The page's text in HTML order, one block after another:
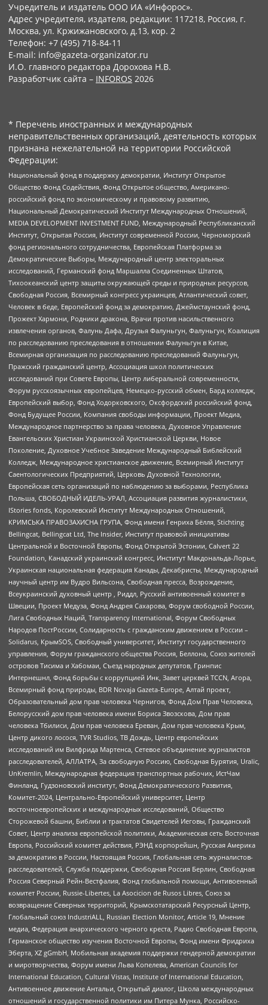
Учредитель и издатель ООО ИА «Инфорос».
Адрес учредителя, издателя, редакции: 117218, Россия, г.
Москва, ул. Кржижановского, д.13, кор. 2
Телефон: +7 (495) 718-84-11
E-mail: info@gazeta-organizator.ru
И.О. главного редактора Дорохова Н.В.
Разработчик сайта – INFOROS 2026
* Перечень иностранных и международных
неправительственных организаций, деятельность которых
признана нежелательной на территории Российской
Федерации:
Национальный фонд в поддержку демократии, Институт Открытое
Общество Фонд Содействия, Фонд Открытое общество, Американо-
российский фонд по экономическому и правовому развитию,
Национальный Демократический Институт Международных Отношений,
MEDIA DEVELOPMENT INVESTMENT FUND, Международный Республиканский
Институт, Открытая Россия, Институт современной России, Черноморский
фонд регионального сотрудничества, Европейская Платформа за
Демократические Выборы, Международный центр электоральных
исследований, Германский фонд Маршалла Соединенных Штатов,
Тихоокеанский центр защиты окружающей среды и природных ресурсов,
Свободная Россия, Всемирный конгресс украинцев, Атлантический совет,
Человек в беде, Европейский фонд за демократию, Джеймстаунский фонд,
Прожект Хармони, Родники дракона, Врачи против насильственного
извлечения органов, Фалунь Дафа, Друзья Фалуньгун, Фалуньгун, Коалиция
по расследованию преследования в отношении Фалуньгун в Китае,
Всемирная организация по расследованию преследований Фалуньгун,
Пражский гражданский центр, Ассоциация школ политических
исследований при Совете Европы, Центр либеральной современности,
Форум русскоязычных европейцев, Немецко-русский обмен, Бард колледж,
Европейский выбор, Фонд Ходорковского, Оксфордский российский фонд,
Фонд Будущее России, Компания свободы информации, Проект Медиа,
Международное партнерство за права человека, Духовное Управление
Евангельских Христиан Украинской Христианской Церкви, Новое
Поколение, Духовное Учебное Заведение Международный Библейский
Колледж, Международное христианское движение, Всемирный Институт
Саентологических Предприятий, Церковь Духовной Технологии,
Европейская сеть организаций по наблюдению за выборами, Республика
Польша, СВОБОДНЫЙ ИДЕЛЬ-УРАЛ, Ассоциация развития журналистики,
IStories fonds, Королевский Институт Международных Отношений,
КРИМСЬКА ПРАВОЗАХИСНА ГРУПА, Фонд имени Генриха Бёлля, Stichting
Bellingcat, Bellingcat Ltd, The Insider, Институт правовой инициативы
Центральной и Восточной Европы, Фонд Открытой Эстонии, Calvert 22
Foundation, Канадский украинский конгресс, Институт Макдональда-Лорье,
Украинская национальная федерация Канады, Декабристы, Международный
научный центр им Вудро Вильсона, Свободная пресса, Возрождение,
Всеукраинский духовный центр , Риддл, Русский антивоенный комитет в
Швеции, Проект Медуза, Фонд Андрея Сахарова, Форум свободной России,
Лига Свободных Наций, Transparеncy International, Форум Свободных
Народов ПостРоссии, Солидарность с гражданским движением в России –
Solidarus, КрымSOS, Свободный университет, Институт государственного
управления, Форум гражданского общества Россия, Беллона, Союз жителей
островов Тисима и Хабомаи, Съезд народных депутатов, Гринпис
Интернешнл, Фонд борьбы с коррупцией Инк, Завет церквей TCCN, Агора,
Всемирный фонд природы, BDR Novaja Gazeta-Europe, Алтай проект,
Образовательный дом прав человека Чернигов, Фонд Дом Прав Человека,
Белорусский дом прав человека имени Бориса Звозскова, Дом прав
человека Тбилиси, Дом прав человека Ереван, Дом прав человека Крым,
Центр дикого лосося, TVR Studios, ТВ Дождь, Центр европейских
исследований им Вилфрида Мартенса, Сетевое объединение журналистов
расследователей, АЛЛАТРА, За свободную Россию, Свободная Бурятия, Uralic,
UnKremlin, Международная федерация транспортных рабочих, ИстЧам
Финланд, Гудзоновский институт, Фонд Демократического Развития,
Комитет-2024, Центрально-Европейский университет, Центр
восточноевропейских и международных исследований, Общество
Сторожевой башни, Библии и трактатов Свидетелей Иеговы, Гражданский
Совет, Центр анализа европейской политики, Академическая сеть Восточная
Европа, Российский комитет действия, РЭНД корпорейшн, Русская Америка
за демократию в России, Настоящая Россия, Глобальная сеть журналистов-
расследователей, Служба поддержки, Свободная Россия Берлин, Свободная
Россия Северный Рейн-Вестфалия, Фонд глобальной помощи, Антивоенный
комитет России, Russie-Libertes, La Asocicion de Rusos Libres, Союз за
возвращение Северных территорий, Крымскотатарский Ресурсный Центр,
Глобальный союз IndustriALL, Russian Election Monitor, Article 19, Мнение
медиа, Федерация анархического черного креста, Радио Свободная Европа,
Германское общество изучения Восточной Европы, Фонд имени Фридриха
Эберта, XZ gGmbH, Мобильная академия поддержки гендерной демократии
и миротворчества, Форум имени Льва Копелева, American Councils for
International Education, Cultural Vistas, Institute of International Education,
Антивоенное движение Антальи, Открытый диалог, Школа международных
отношений и государственной политики им Питера Мунка, Российско-